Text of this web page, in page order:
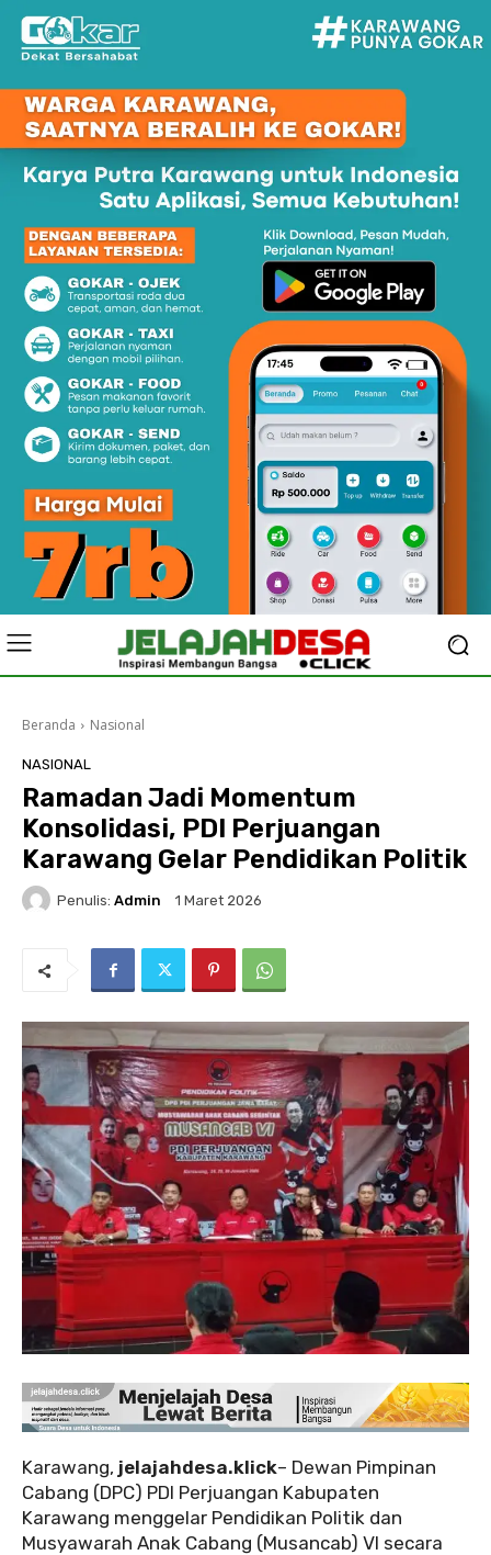
Beranda Nasional
NASIONAL
Ramadan Jadi Momentum
Konsolidasi, PDI Perjuangan
Karawang Gelar Pendidikan Politik
Penulis: Admin 1 Maret 2026
Karawang, jelajahdesa.klick– Dewan Pimpinan
Cabang (DPC) PDI Perjuangan Kabupaten
Karawang menggelar Pendidikan Politik dan
Musyawarah Anak Cabang (Musancab) VI secara